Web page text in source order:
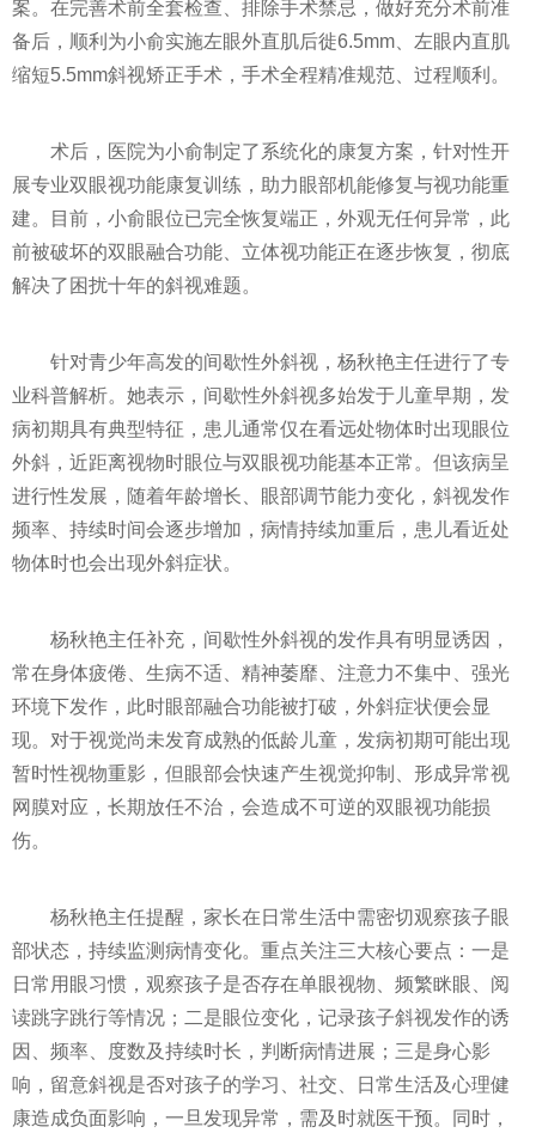
案。在完善术前全套检查、排除手术禁忌，做好充分术前准
备后，顺利为小俞实施左眼外直肌后徙6.5mm、左眼内直肌
缩短5.5mm斜视矫正手术，手术全程精准规范、过程顺利。
术后，医院为小俞制定了系统化的康复方案，针对性开
展专业双眼视功能康复训练，助力眼部机能修复与视功能重
建。目前，小俞眼位已完全恢复端正，外观无任何异常，此
前被破坏的双眼融合功能、立体视功能正在逐步恢复，彻底
解决了困扰十年的斜视难题。
针对青少年高发的间歇性外斜视，杨秋艳主任进行了专
业科普解析。她表示，间歇性外斜视多始发于儿童早期，发
病初期具有典型特征，患儿通常仅在看远处物体时出现眼位
外斜，近距离视物时眼位与双眼视功能基本正常。但该病呈
进行性发展，随着年龄增长、眼部调节能力变化，斜视发作
频率、持续时间会逐步增加，病情持续加重后，患儿看近处
物体时也会出现外斜症状。
杨秋艳主任补充，间歇性外斜视的发作具有明显诱因，
常在身体疲倦、生病不适、精神萎靡、注意力不集中、强光
环境下发作，此时眼部融合功能被打破，外斜症状便会显
现。对于视觉尚未发育成熟的低龄儿童，发病初期可能出现
暂时性视物重影，但眼部会快速产生视觉抑制、形成异常视
网膜对应，长期放任不治，会造成不可逆的双眼视功能损
伤。
杨秋艳主任提醒，家长在日常生活中需密切观察孩子眼
部状态，持续监测病情变化。重点关注三大核心要点：一是
日常用眼习惯，观察孩子是否存在单眼视物、频繁眯眼、阅
读跳字跳行等情况；二是眼位变化，记录孩子斜视发作的诱
因、频率、度数及持续时长，判断病情进展；三是身心影
响，留意斜视是否对孩子的学习、社交、日常生活及心理健
康造成负面影响，一旦发现异常，需及时就医干预。同时，